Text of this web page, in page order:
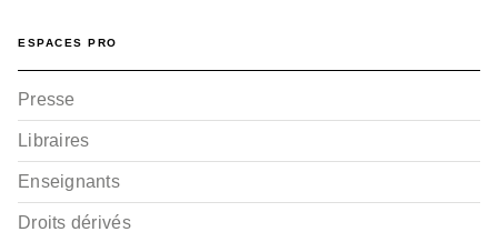
ESPACES PRO
Presse
Libraires
Enseignants
Droits dérivés